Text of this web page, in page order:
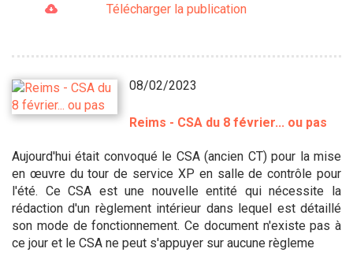
Télécharger la publication
08/02/2023
Reims - CSA du 8 février... ou pas
Aujourd'hui était convoqué le CSA (ancien CT) pour la mise
en œuvre du tour de service XP en salle de contrôle pour
l'été. Ce CSA est une nouvelle entité qui nécessite la
rédaction d'un règlement intérieur dans lequel est détaillé
son mode de fonctionnement. Ce document n'existe pas à
ce jour et le CSA ne peut s'appuyer sur aucune règleme